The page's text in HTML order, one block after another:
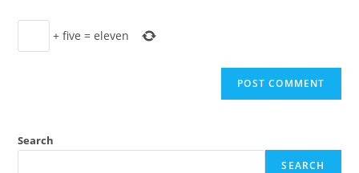
+five =eleven
Search
SEARCH